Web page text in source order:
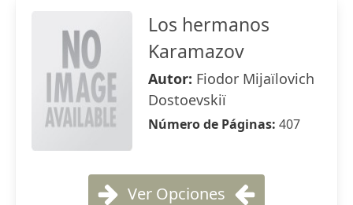
Los hermanos
Karamazov
Autor: Fiodor Mijaïlovich
Dostoevskiï
Número de Páginas: 407
Ver Opciones